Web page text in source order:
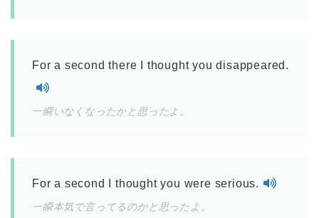
For a second there I thought you disappeared.
一瞬いなくなったかと思ったよ。
For a second I thought you were serious.
一瞬本気で言ってるのかと思ったよ。